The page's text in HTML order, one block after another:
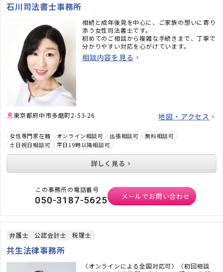
石川司法書士事務所
相続と成年後見を中心に、ご家族の想いに寄り
添う女性司法書士です。
初めてのご相談から複雑な手続きまで、丁寧で
分かりやすい対応を心がけています。
相談内容を見る
東京都府中市多磨町2-53-26 地図・アクセス
女性専門家在籍 オンライン相談可 出張相談可
無料相談可
土日祝日相談可
平日19時以降相談可
詳しく見る
この事務所の電話番号
050-3187-5625 メールでお問い合わせ
弁護士 公認会計士 税理士
共生法律事務所
〈オンラインによる全国対応可〉〈初回相談